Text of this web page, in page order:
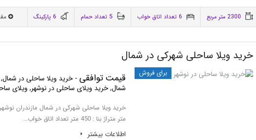
خرید ویلا ساحلی شهرکی در شمال
برای فروش قیمت توافقی - خرید ویلا ساحلی در
شمال, خرید ویلای ساحلی در نوشهر, ویلای
متر متراژ بنا : 450 متر تعداد اتاق خواب…
اطلاعات بيشتر